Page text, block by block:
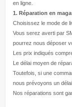
en ligne.
1. Réparation en
Choisissez le mode de
Vous serez averti par
pourrez nous déposer
Les prix indiqués
Le délai moyen de
Toutefois, si une
nous prévoyons un
Nos réparations sont